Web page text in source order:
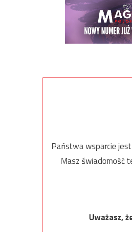
Państwa wsparcie jest
Masz świadomość
Uważasz,